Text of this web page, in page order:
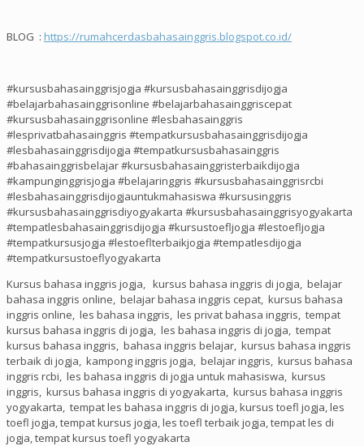
BLOG : https://rumahcerdasbahasainggris.blogspot.co.id/
#kursusbahasainggrisjogja #kursusbahasainggrisdijogja
#belajarbahasainggrisonline #belajarbahasainggriscepat
#kursusbahasainggrisonline #lesbahasainggris
#lesprivatbahasainggris #tempatkursusbahasainggrisdijogja
#lesbahasainggrisdijogja #tempatkursusbahasainggris
#bahasainggrisbelajar #kursusbahasainggristerbaikdijogja
#kampunginggrisjogja #belajaringgris #kursusbahasainggrisrcbi
#lesbahasainggrisdijogjauntukmahasiswa #kursusinggris
#kursusbahasainggrisdiyogyakarta #kursusbahasainggrisyogyakarta
#tempatlesbahasainggrisdijogja #kursustoefljogja #lestoefljogja
#tempatkursusjogja #lestoeflterbaikjogja #tempatlesdijogja
#tempatkursustoeflyogyakarta
Kursus bahasa inggris jogja, kursus bahasa inggris di jogja, belajar
bahasa inggris online, belajar bahasa inggris cepat, kursus bahasa
inggris online, les bahasa inggris, les privat bahasa inggris, tempat
kursus bahasa inggris di jogja, les bahasa inggris di jogja, tempat
kursus bahasa inggris, bahasa inggris belajar, kursus bahasa inggris
terbaik di jogja, kampong inggris jogja, belajar inggris, kursus bahasa
inggris rcbi, les bahasa inggris di jogja untuk mahasiswa, kursus
inggris, kursus bahasa inggris di yogyakarta, kursus bahasa inggris
yogyakarta, tempat les bahasa inggris di jogja, kursus toefl jogja, les
toefl jogja, tempat kursus jogja, les toefl terbaik jogja, tempat les di
jogja, tempat kursus toefl yogyakarta